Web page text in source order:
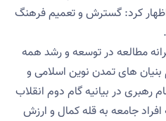
کرد: گسترش و تعمیم فرهنگ
مطالعه در توسعه و رشد همه
های تمدن نوین اسلامی و
رهبری در بیانیه گام دوم انقلاب
جامعه به قله کمال و ارزش